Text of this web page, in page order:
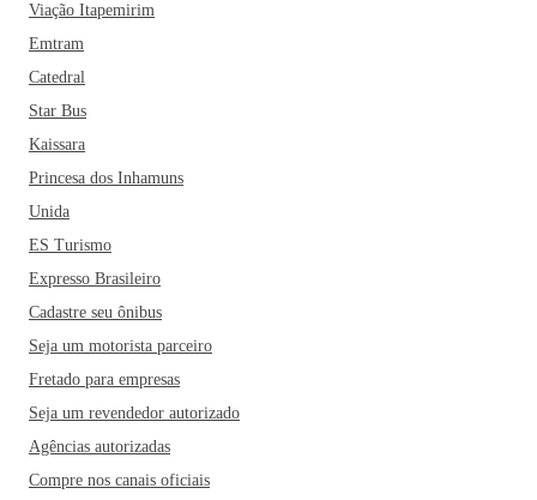
Viação Itapemirim
Emtram
Catedral
Star Bus
Kaissara
Princesa dos Inhamuns
Unida
ES Turismo
Expresso Brasileiro
Cadastre seu ônibus
Seja um motorista parceiro
Fretado para empresas
Seja um revendedor autorizado
Agências autorizadas
Compre nos canais oficiais